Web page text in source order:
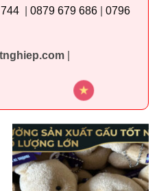
0879 679 686
0796